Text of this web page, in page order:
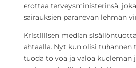
erottaa terveysministerinsä,
sairauksien paranevan lehmän
Kristillisen median
ahtaalla. Nyt kun olisi tuhannen
tuoda toivoa ja valoa kuoleman